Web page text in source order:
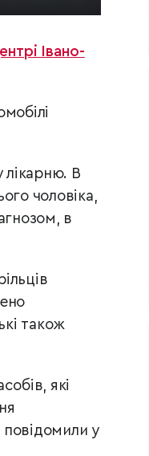
Івано-
лікарню. В
чоловіка,
в
також
які
повідомили у